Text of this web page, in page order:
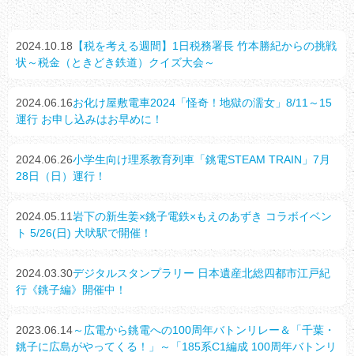
2024.10.18 【税を考える週間】1日税務署長 竹本勝紀からの挑戦
状～税金（ときどき鉄道）クイズ大会～
2024.06.16お化け屋敷電車2024「怪奇！地獄の濡女」8/11～15
運行 お申し込みはお早めに！
2024.06.26小学生向け理系教育列車「銚電STEAM TRAIN」7月
28日（日）運行！
2024.05.11岩下の新生姜×銚子電鉄×もえのあずき コラボイベン
ト 5/26(日) 犬吠駅で開催！
2024.03.30デジタルスタンプラリー 日本遺産北総四都市江戸紀
行《銚子編》開催中！
2023.06.14～広電から銚電への100周年バトンリレー＆「千葉・
銚子に広島がやってくる！」～「185系C1編成 100周年バトンリ